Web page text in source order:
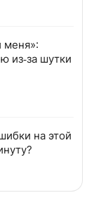
меня»:
из‑за шутки
на этой